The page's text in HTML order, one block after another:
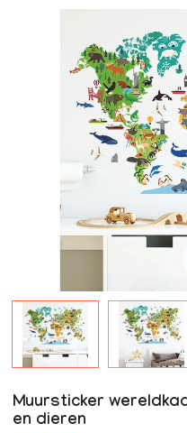
Muursticker
en dieren